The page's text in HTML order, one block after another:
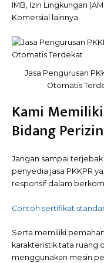
IMB, Izin Lingkungan
Komersial lainnya.
Jasa Pengurusan
Otomatis
Kami
Bidang
Jangan sampai
penyedia jasa PKKPR
responsif dalam
Contoh sertifikat
Serta memiliki
karakteristik tata ruang
menggunakan mesin